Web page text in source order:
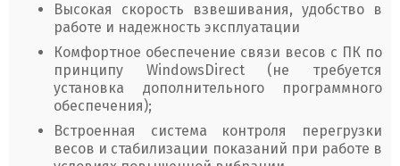
Высокая скорость взвешивания, удобство в
работе и надежность эксплуатации
Комфортное обеспечение связи весов с ПК по
принципу WindowsDirect (не требуется
установка дополнительного программного
обеспечения);
Встроенная система контроля перегрузки
весов и стабилизации показаний при работе в